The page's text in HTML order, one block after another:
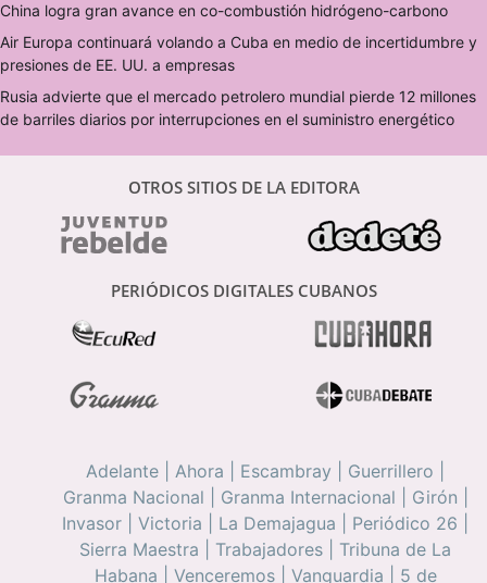
China logra gran avance en co-combustión hidrógeno-carbono
Air Europa continuará volando a Cuba en medio de incertidumbre y
presiones de EE. UU. a empresas
Rusia advierte que el mercado petrolero mundial pierde 12 millones
de barriles diarios por interrupciones en el suministro energético
OTROS SITIOS DE LA EDITORA
PERIÓDICOS DIGITALES CUBANOS
Adelante Ahora Escambray Guerrillero
Granma Nacional
Granma Internacional Girón
Invasor
Victoria La Demajagua Periódico 26
Sierra Maestra
Trabajadores
Tribuna de La
Habana
Venceremos| Vanguardia
5 de